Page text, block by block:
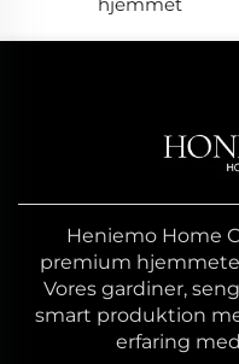
Heniemo Home
premium
Vores gardiner,
smart produktion
erfaring